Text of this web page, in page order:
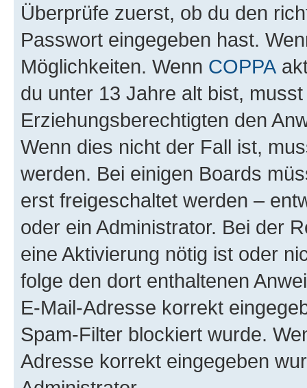
Überprüfe zuerst, ob du den
Passwort eingegeben hast.
Möglichkeiten. Wenn COPPA
du unter 13 Jahre alt bist,
Erziehungsberechtigten den
Wenn dies nicht der Fall ist,
werden. Bei einigen Boards
erst freigeschaltet werden –
oder ein Administrator. Bei der
eine Aktivierung nötig ist oder
folge den dort enthaltenen
E-Mail-Adresse korrekt
Spam-Filter blockiert wurde.
Adresse korrekt eingegeben